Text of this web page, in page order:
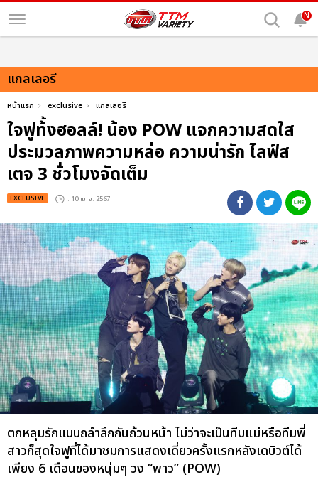
N
แกลเลอรี
หน้าแรก exclusive แกลเลอรี
ใจฟูท้้งฮอลล์! น้อง POW แจกความสดใส
ประมวลภาพความหล่อ ความน่ารัก ไลฟ์ส
เตจ 3 ชั่วโมงจัดเต็ม
EXCLUSIVE : 10 เม.ย. 2567
ตกหลุมรักแบบถลำลึกกันถ้วนหน้า ไม่ว่าจะเป็นทีมแม่หรือทีมพี่
สาวก็สุดใจฟูที่ได้มาชมการแสดงเดี่ยวครั้งแรกหลังเดบิวต์ได้
เพียง 6 เดือนของหนุ่มๆ วง “พาว” (POW)